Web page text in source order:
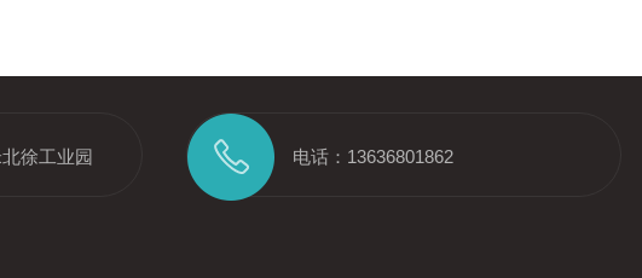
徐工业园 电话：13636801862